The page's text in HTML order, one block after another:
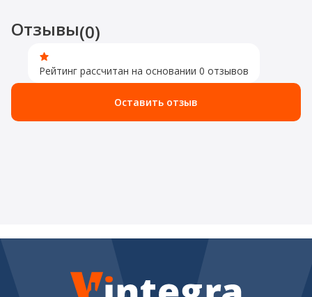
Отзывы(0)
Рейтинг рассчитан на основании 0 отзывов
Оставить отзыв